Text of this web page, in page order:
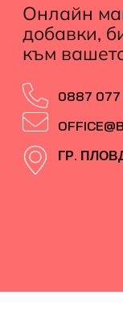
Онлайн
добавки,
към
0887
ГР.